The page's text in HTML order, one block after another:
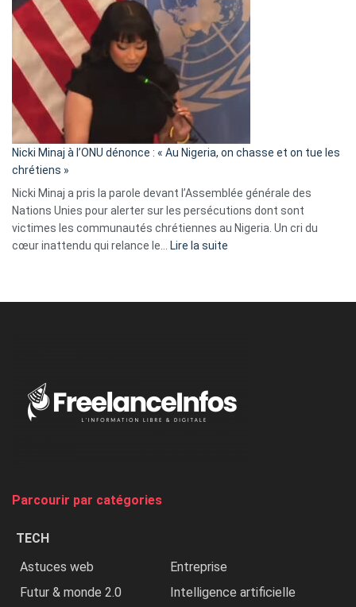
Tegnér
exulte
« Zemmour
a
tout
parle
ses
tripes »
Nicki Minaj à l’ONU dénonce : « Au Nigeria, on chasse et on tue les
chrétiens »
Nicki Minaj a pris la parole devant l’Assemblée générale des
Nations Unies pour alerter sur les persécutions dont sont
victimes les communautés chrétiennes au Nigeria. Un cri du
cœur inattendu qui relance le…
Lire la suite
Nigeria,
Parcourir par catégories
TECH
Astuces web
Entreprise
Futur & monde 2.0
Intelligence artificielle